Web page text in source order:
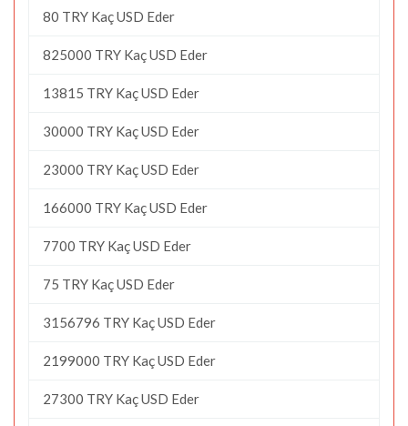
80 TRY Kaç USD Eder
825000 TRY Kaç USD Eder
13815 TRY Kaç USD Eder
30000 TRY Kaç USD Eder
23000 TRY Kaç USD Eder
166000 TRY Kaç USD Eder
7700 TRY Kaç USD Eder
75 TRY Kaç USD Eder
3156796 TRY Kaç USD Eder
2199000 TRY Kaç USD Eder
27300 TRY Kaç USD Eder